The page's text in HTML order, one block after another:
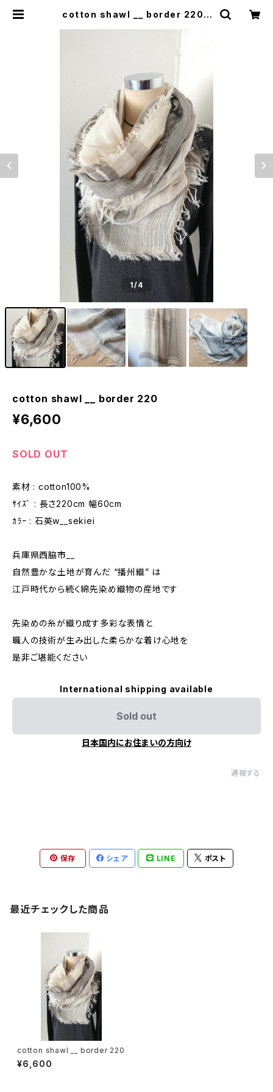
cotton shawl __ border 220 |
1/4
cotton shawl __ border 220
¥6,600
SOLD OUT
素材 : cotton100%
ｻｲｽﾞ : 長さ220cm 幅60cm
ｶﾗｰ : 石英w__sekiei
兵庫県西脇市__
自然豊かな土地が育んだ “播州織” は
江戸時代から続く綿先染め織物の産地です
先染めの糸が織り成す多彩な表情と
職人の技術が生み出した柔らかな着け心地を
是非ご堪能ください
International shipping available
Sold out
日本国内にお住まいの方向け
通報する
保存 シェア LINE ポスト
最近チェックした商品
cotton shawl __ border 220
¥6,600